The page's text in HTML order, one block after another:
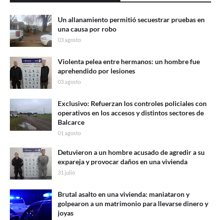
Un allanamiento permitió secuestrar pruebas en
una causa por robo
03 agosto
Violenta pelea entre hermanos: un hombre fue
aprehendido por lesiones
03 agosto
Exclusivo: Refuerzan los controles policiales con
operativos en los accesos y distintos sectores de
Balcarce
01 agosto
Detuvieron a un hombre acusado de agredir a su
expareja y provocar daños en una vivienda
31 julio
Brutal asalto en una vivienda: maniataron y
golpearon a un matrimonio para llevarse dinero y
joyas